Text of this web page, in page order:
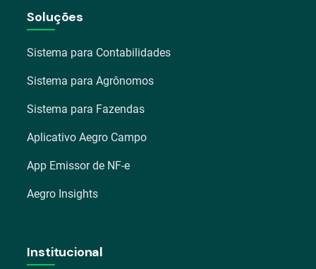
Soluções
Sistema para Contabilidades
Sistema para Agrônomos
Sistema para Fazendas
Aplicativo Aegro Campo
App Emissor de NF-e
Aegro Insights
Institucional